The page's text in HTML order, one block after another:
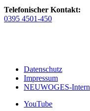
Telefonischer Kontakt:
0395 4501-450
Datenschutz
Impressum
NEUWOGES-Intern
YouTube